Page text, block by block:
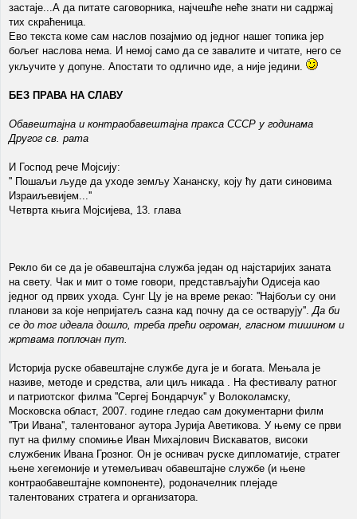
застаје...А да питате саговорника, најчешће неће знати ни садржај
тих скраћеница.
Ево текста коме сам наслов позајмио од једног нашег топика јер
бољег наслова нема. И немој само да се завалите и читате, него се
укључите у допуне. Апостати то одлично иде, а није једини.
БЕЗ ПРАВА НА СЛАВУ
Обавештајна и контраобавештајна пракса СССР у годинама
Другог св. рата
И Господ рече Мојсију:
'' Пошаљи људе да уходе земљу Хананску, коју ћу дати синовима
Израиљевијем...''
Четврта књига Мојсијева, 13. глава
Рекло би се да је обавештајна служба један од најстаријих заната
на свету. Чак и мит о томе говори, представљајући Одисеја као
једног од првих ухода. Сунг Цу је на време рекао: ''Најбољи су они
планови за које непријатељ сазна кад почну да се остварују''. Да би
се до тог идеала дошло, треба прећи огроман, гласном тишином и
жртвама поплочан пут.
Историја руске обавештајне службе дуга је и богата. Мењала је
називе, методе и средства, али циљ никада . На фестивалу ратног
и патриотског филма ''Сергеј Бондарчук'' у Волоколамску,
Московска област, 2007. године гледао сам документарни филм
''Три Ивана'', талентованог аутора Јурија Аветикова. У њему се први
пут на филму спомиње Иван Михајлович Вискаватов, високи
службеник Ивана Грозног. Он је оснивач руске дипломатије, стратег
њене хегемоније и утемељивач обавештајне службе (и њене
контраобавештајне компоненте), родоначелник плејаде
талентованих стратега и организатора.